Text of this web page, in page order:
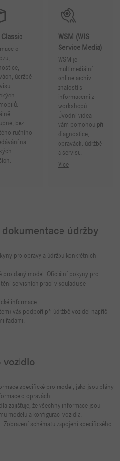
Classic
o
údržbě
bez
ručního
na
WSM (WIS
Service Media)
WSM je
multimediální
online archiv
znalostí s
informacemi z
workshopů.
Úvodní videa
vám pomohou při
diagnostice,
opravách, údržbě
a servisu.
Více
údržby
pro opravy a údržbu konkrétních
pro daný model: Oficiální pokyny pro
servisních prací v souladu se
informace.
vás podpoří při údržbě vozidel napříč
řadami.
vozidlo
specifické pro model, jako jsou plány
o opravách.
zajišťuje, že všechny informace jsou
modelu a konfiguraci vozidla.
Zobrazení schématu zapojení specifického